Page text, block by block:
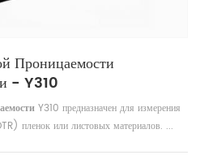
Проницаемости
- Y310
Y310 предназначен для измерения
пленок или листовых материалов. ...